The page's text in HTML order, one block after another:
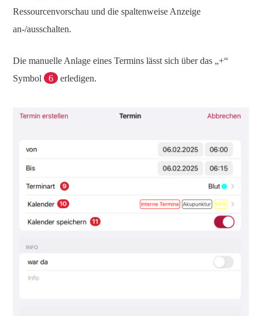
Ressourcenvorschau und die spaltenweise Anzeige
an-/ausschalten.
Die manuelle Anlage eines Termins lässt sich über das „+“
Symbol
6 erledigen.